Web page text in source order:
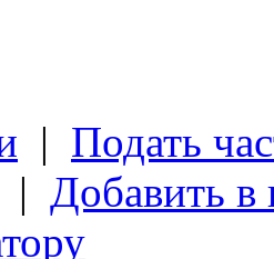
| Подать
| Добавить в